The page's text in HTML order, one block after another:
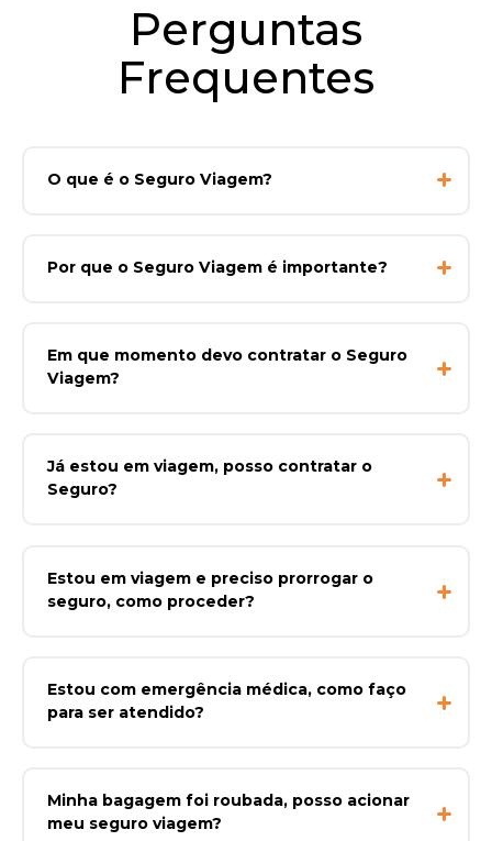
Perguntas
Frequentes
O que é o Seguro Viagem?
Por que o Seguro Viagem é importante?
Em que momento devo contratar o Seguro
Viagem?
Já estou em viagem, posso contratar o
Seguro?
Estou em viagem e preciso prorrogar o
seguro, como proceder?
Estou com emergência médica, como faço
para ser atendido?
Minha bagagem foi roubada, posso acionar
meu seguro viagem?